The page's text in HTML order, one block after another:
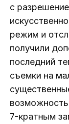
с
режим и
получили
последний
съемки на
7-кратным